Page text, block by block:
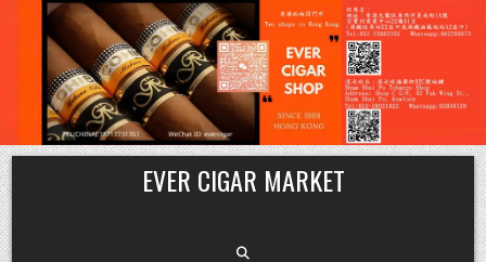
Skip
to
content
EVER CIGAR MARKET